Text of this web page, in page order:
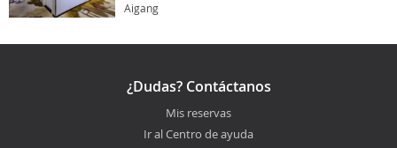
Aigang
¿Dudas? Contáctanos
Mis reservas
Ir al Centro de ayuda